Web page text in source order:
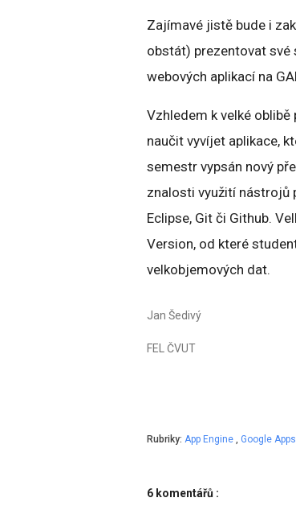
Zajímavé jistě bude i
obstát) prezentovat své
webových aplikací na
Vzhledem k velké
naučit vyvíjet aplikace,
semestr vypsán nový
znalosti využití nástrojů
Eclipse, Git či Github.
Version, od které
velkobjemových dat.
Jan Šedivý
FEL ČVUT
Rubriky: App Engine , Google Apps
6 komentářů :